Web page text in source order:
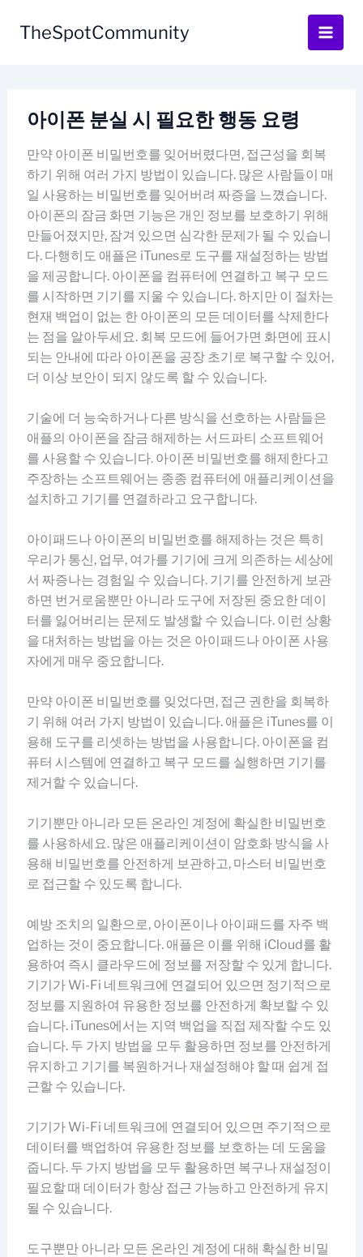
TheSpotCommunity
아이폰 분실 시 필요한 행동 요령
만약 아이폰 비밀번호를 잊어버렸다면, 접근성을 회복
하기 위해 여러 가지 방법이 있습니다. 많은 사람들이 매
일 사용하는 비밀번호를 잊어버려 짜증을 느꼈습니다.
아이폰의 잠금 화면 기능은 개인 정보를 보호하기 위해
만들어졌지만, 잠겨 있으면 심각한 문제가 될 수 있습니
다. 다행히도 애플은 iTunes로 도구를 재설정하는 방법
을 제공합니다. 아이폰을 컴퓨터에 연결하고 복구 모드
를 시작하면 기기를 지울 수 있습니다. 하지만 이 절차는
현재 백업이 없는 한 아이폰의 모든 데이터를 삭제한다
는 점을 알아두세요. 회복 모드에 들어가면 화면에 표시
되는 안내에 따라 아이폰을 공장 초기로 복구할 수 있어,
더 이상 보안이 되지 않도록 할 수 있습니다.
기술에 더 능숙하거나 다른 방식을 선호하는 사람들은
애플의 아이폰을 잠금 해제하는 서드파티 소프트웨어
를 사용할 수 있습니다. 아이폰 비밀번호를 해제한다고
주장하는 소프트웨어는 종종 컴퓨터에 애플리케이션을
설치하고 기기를 연결하라고 요구합니다.
아이패드나 아이폰의 비밀번호를 해제하는 것은 특히
우리가 통신, 업무, 여가를 기기에 크게 의존하는 세상에
서 짜증나는 경험일 수 있습니다. 기기를 안전하게 보관
하면 번거로움뿐만 아니라 도구에 저장된 중요한 데이
터를 잃어버리는 문제도 발생할 수 있습니다. 이런 상황
을 대처하는 방법을 아는 것은 아이패드나 아이폰 사용
자에게 매우 중요합니다.
만약 아이폰 비밀번호를 잊었다면, 접근 권한을 회복하
기 위해 여러 가지 방법이 있습니다. 애플은 iTunes를 이
용해 도구를 리셋하는 방법을 사용합니다. 아이폰을 컴
퓨터 시스템에 연결하고 복구 모드를 실행하면 기기를
제거할 수 있습니다.
기기뿐만 아니라 모든 온라인 계정에 확실한 비밀번호
를 사용하세요. 많은 애플리케이션이 암호화 방식을 사
용해 비밀번호를 안전하게 보관하고, 마스터 비밀번호
로 접근할 수 있도록 합니다.
예방 조치의 일환으로, 아이폰이나 아이패드를 자주 백
업하는 것이 중요합니다. 애플은 이를 위해 iCloud를 활
용하여 즉시 클라우드에 정보를 저장할 수 있게 합니다.
기기가 Wi-Fi 네트워크에 연결되어 있으면 정기적으로
정보를 지원하여 유용한 정보를 안전하게 확보할 수 있
습니다. iTunes에서는 지역 백업을 직접 제작할 수도 있
습니다. 두 가지 방법을 모두 활용하면 정보를 안전하게
유지하고 기기를 복원하거나 재설정해야 할 때 쉽게 접
근할 수 있습니다.
기기가 Wi-Fi 네트워크에 연결되어 있으면 주기적으로
데이터를 백업하여 유용한 정보를 보호하는 데 도움을
줍니다. 두 가지 방법을 모두 활용하면 복구나 재설정이
필요할 때 데이터가 항상 접근 가능하고 안전하게 유지
될 수 있습니다.
도구뿐만 아니라 모든 온라인 계정에 대해 확실한 비밀